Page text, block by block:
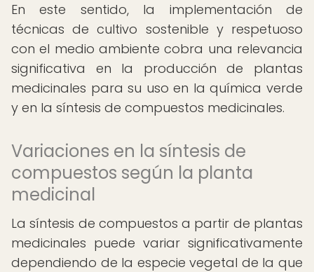
En este sentido, la implementación de
técnicas de cultivo sostenible y respetuoso
con el medio ambiente cobra una relevancia
significativa en la producción de plantas
medicinales para su uso en la química verde
y en la síntesis de compuestos medicinales.
Variaciones en la síntesis de
compuestos según la planta
medicinal
La síntesis de compuestos a partir de plantas
medicinales puede variar significativamente
dependiendo de la especie vegetal de la que